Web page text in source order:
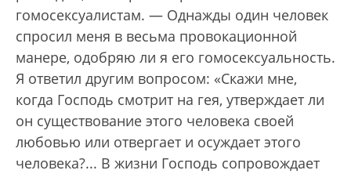
гомосексуалистам. — Однажды один человек
спросил меня в весьма провокационной
манере, одобряю ли я его гомосексуальность.
Я ответил другим вопросом: «Скажи мне,
когда Господь смотрит на гея, утверждает ли
он существование этого человека своей
любовью или отвергает и осуждает этого
человека?... В жизни Господь сопровождает